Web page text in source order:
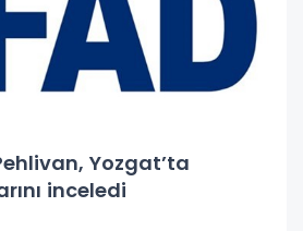
Yozgat’ta
inceledi